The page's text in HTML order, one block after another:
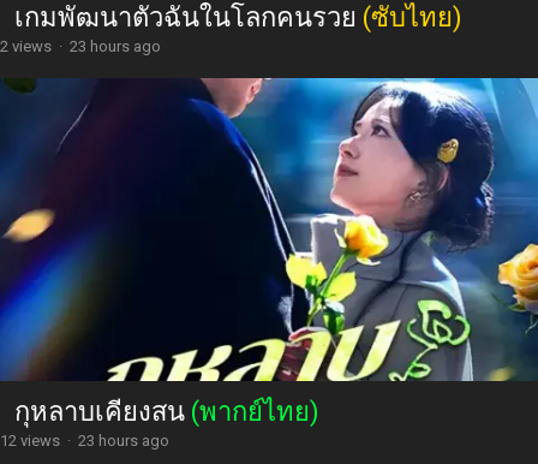
เกมพัฒนาตัวฉันในโลกคนรวย (ซับไทย)
2 views · 23 hours ago
กุหลาบเคียงสน (พากย์ไทย)
12 views · 23 hours ago